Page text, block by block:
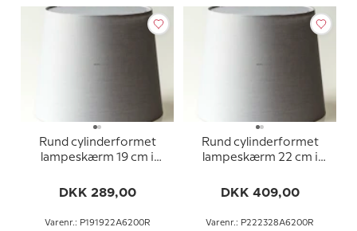
Rund cylinderformet
lampeskærm 19 cm i
DKK 289,00
Varenr.: P191922A6200R
Rund cylinderformet
lampeskærm 22 cm i
DKK 409,00
Varenr.: P222328A6200R